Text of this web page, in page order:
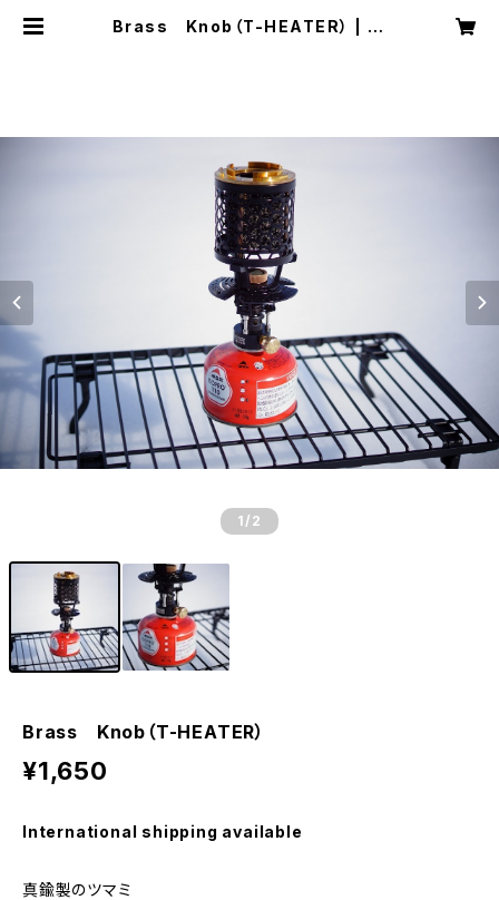
Brass Knob（T-HEATER） | Pl
1 /2
Brass Knob（T-HEATER）
¥1,650
International shipping available
真鍮製のツマミ